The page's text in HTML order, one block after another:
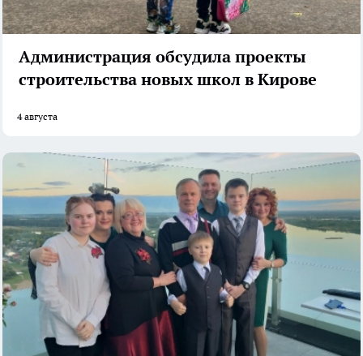
Администрация обсудила проекты
строительства новых школ в Кирове
4 августа